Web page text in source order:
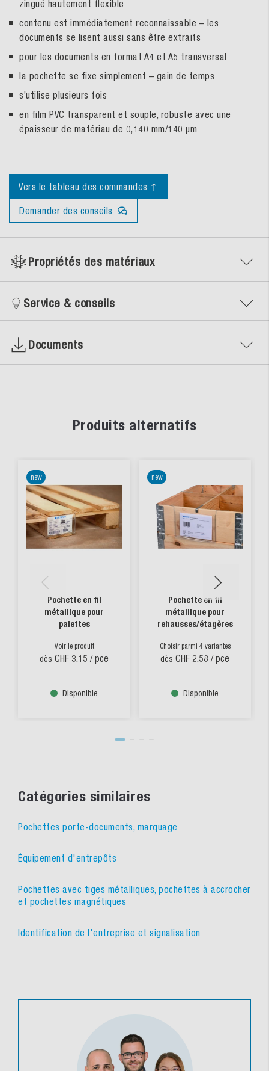
zingué hautement flexible
contenu est immédiatement reconnaissable – les
documents se lisent aussi sans être extraits
pour les documents en format A4 et A5 transversal
la pochette se fixe simplement – gain de temps
s’utilise plusieurs fois
en film PVC transparent et souple, robuste avec une
épaisseur de matériau de 0,140 mm/140 µm
Vers le tableau des commandes ↑
Demander des conseils
Propriétés des matériaux
Service & conseils
Documents
Produits alternatifs
new
Pochette en fil
métallique pour
palettes
Voir le produit
dès CHF 3.15 / pce
Disponible
new
Pochette en fil
métallique pour
rehausses/étagères
Choisir parmi 4 variantes
dès CHF 2.58 / pce
Disponible
Catégories similaires
Pochettes porte-documents, marquage
Équipement d'entrepôts
Pochettes avec tiges métalliques, pochettes à accrocher
et pochettes magnétiques
Identification de l'entreprise et signalisation